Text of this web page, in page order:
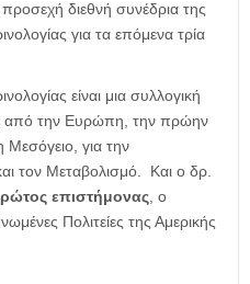
διεθνή συνέδρια της
για τα επόμενα τρία
είναι μια συλλογική
από την Ευρώπη, την πρώην
για την
τον Μεταβολισμό. Και ο δρ.
επιστήμονας, ο
Πολιτείες της Αμερικής